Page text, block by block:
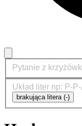
brakująca litera (-)